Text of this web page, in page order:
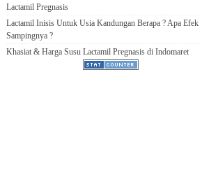
Lactamil Pregnasis
Lactamil Inisis Untuk Usia Kandungan Berapa ? Apa Efek
Sampingnya ?
Khasiat & Harga Susu Lactamil Pregnasis di Indomaret